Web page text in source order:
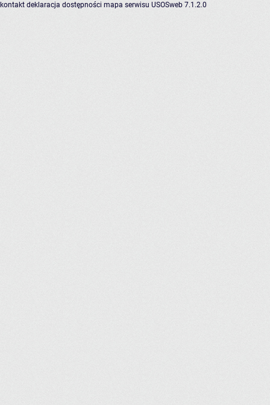
kontakt deklaracja dostępności mapa serwisu USOSweb 7.1.2.0